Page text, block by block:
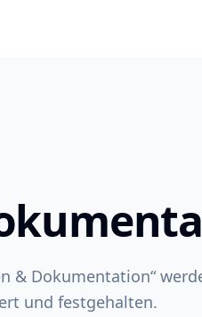
& Dokumentation“
und festgehalten.